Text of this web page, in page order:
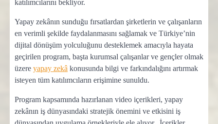
katılımcılarını bekliyor.
Yapay zekânın sunduğu fırsatlardan şirketlerin ve çalışanların
en verimli şekilde faydalanmasını sağlamak ve Türkiye’nin
dijital dönüşüm yolculuğunu desteklemek amacıyla hayata
geçirilen program, başta kurumsal çalışanlar ve gençler olmak
üzere yapay zekâ konusunda bilgi ve farkındalığını artırmak
isteyen tüm katılımcıların erişimine sunuldu.
Program kapsamında hazırlanan video içerikleri, yapay
zekânın iş dünyasındaki stratejik önemini ve etkisini iş